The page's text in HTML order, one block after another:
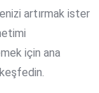
artırmak ister
için ana